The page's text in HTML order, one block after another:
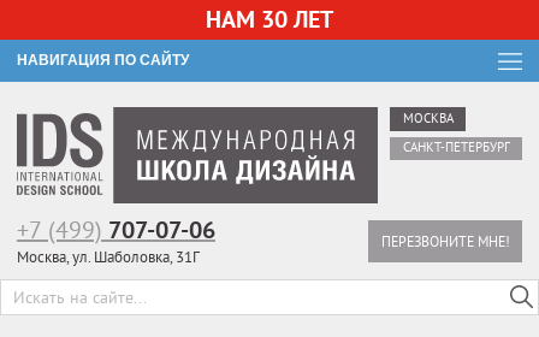
НАМ 30 ЛЕТ
НАВИГАЦИЯ ПО САЙТУ
МОСКВА
САНКТ-ПЕТЕРБУРГ
ПЕРЕЗВОНИТЕ МНЕ!
+7 (499) 707-07-06
Москва, ул. Шаболовка, 31Г